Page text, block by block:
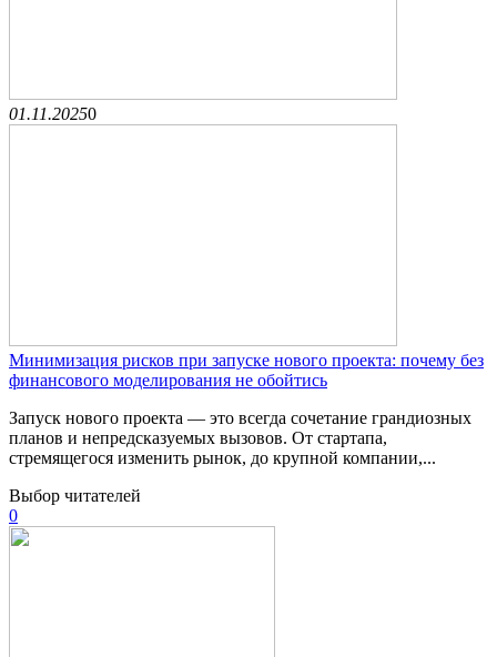
01.11.20250
Минимизация рисков при запуске нового проекта: почему без
финансового моделирования не обойтись
Запуск нового проекта — это всегда сочетание грандиозных
планов и непредсказуемых вызовов. От стартапа,
стремящегося изменить рынок, до крупной компании,...
Выбор читателей
0